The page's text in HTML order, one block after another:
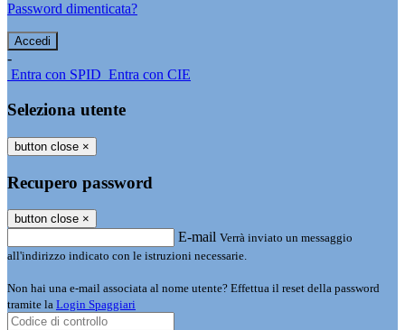
Password dimenticata?
-
Entra con SPID Entra con CIE
Seleziona utente
button close ×
Recupero password
button close ×
E-mail Verrà inviato un messaggio
all'indirizzo indicato con le istruzioni necessarie.
Non hai una e-mail associata al nome utente? Effettua il reset della password
tramite la Login Spaggiari